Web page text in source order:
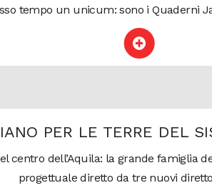
tempo un unicum: sono i Quaderni
PER LE TERRE DEL
centro dell’Aquila: la grande famiglia
progettuale diretto da tre nuovi